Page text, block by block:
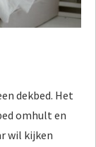
dekbed. Het
omhult en
wil kijken